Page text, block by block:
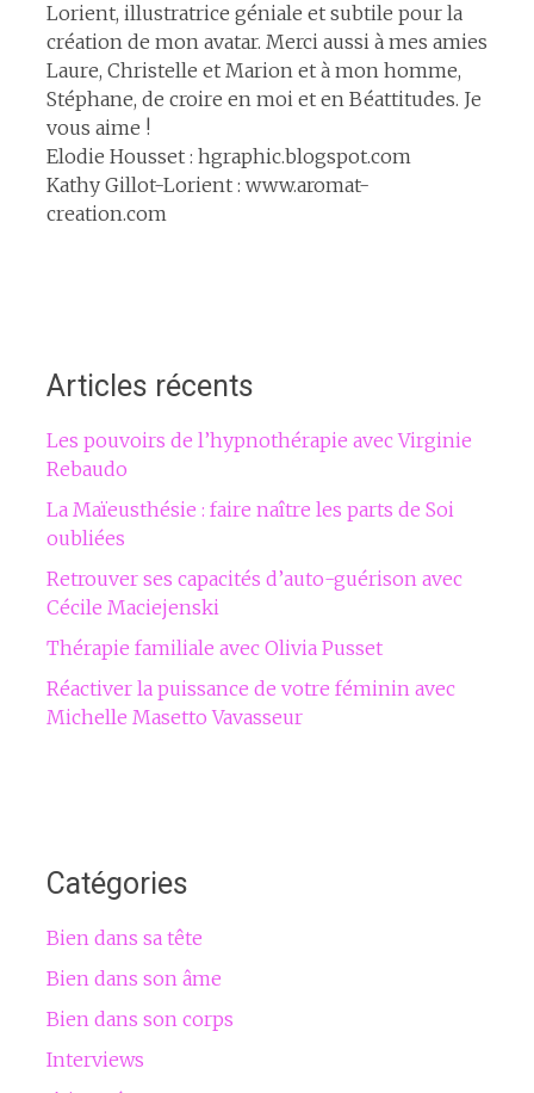
Lorient, illustratrice géniale et subtile pour la
création de mon avatar. Merci aussi à mes amies
Laure, Christelle et Marion et à mon homme,
Stéphane, de croire en moi et en Béattitudes. Je
vous aime !
Elodie Housset : hgraphic.blogspot.com
Kathy Gillot-Lorient : www.aromat-
creation.com
Articles récents
Les pouvoirs de l’hypnothérapie avec Virginie
Rebaudo
La Maïeusthésie : faire naître les parts de Soi
oubliées
Retrouver ses capacités d’auto-guérison avec
Cécile Maciejenski
Thérapie familiale avec Olivia Pusset
Réactiver la puissance de votre féminin avec
Michelle Masetto Vavasseur
Catégories
Bien dans sa tête
Bien dans son âme
Bien dans son corps
Interviews